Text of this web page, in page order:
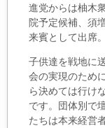
進党からは柚木
院予定候補、須
来賓として出席。
子供達を戦地に
会の実現のため
ら決めては行け
です。団体別で
たちは本来経営